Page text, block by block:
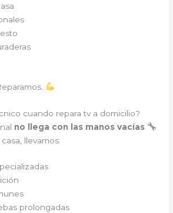
cuando repara tv a domicilio?
no llega con las manos vacías
llevamos:
prolongadas